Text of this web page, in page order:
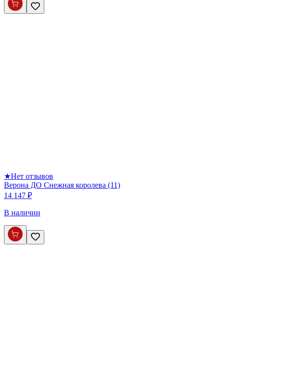
★Нет отзывов
Верона ДО Снежная королева (11)
14 147 ₽
В наличии